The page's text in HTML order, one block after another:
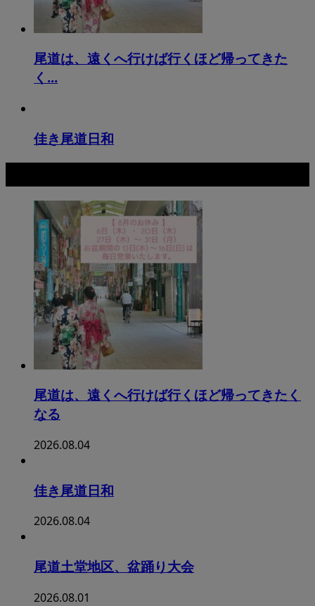
尾道は、遠くへ行けば行くほど帰ってきた
く...
佳き尾道日和
尾道は、遠くへ行けば行くほど帰ってきたく
なる
2026.08.04
佳き尾道日和
2026.08.04
尾道土堂地区、盆踊り大会
2026.08.01